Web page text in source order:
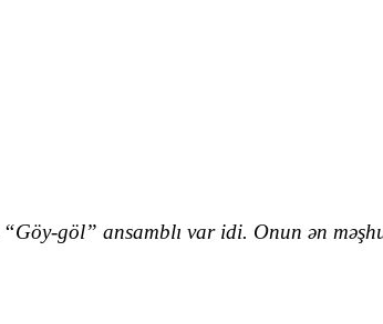
göl” ansamblı var idi. Onun ən